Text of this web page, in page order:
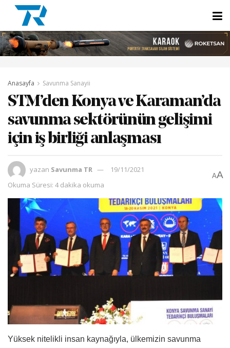
Anasayfa Savunma Sanayii
STM’den Konya ve Karaman’da
savunma sektörünün gelişimi
için iş birliği anlaşması
yazan Savunma TR
19/11/2021
Okuma Süresi: 4 dakika okuma
AA
Yüksek nitelikli insan kaynağıyla, ülkemizin savunma